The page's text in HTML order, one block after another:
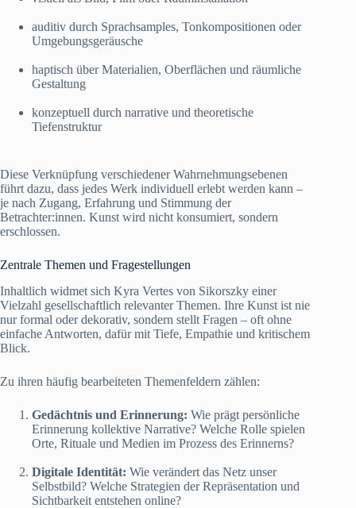
auditiv durch Sprachsamples, Tonkompositionen oder
Umgebungsgeräusche
haptisch über Materialien, Oberflächen und räumliche
Gestaltung
konzeptuell durch narrative und theoretische
Tiefenstruktur
Diese Verknüpfung verschiedener Wahrnehmungsebenen
führt dazu, dass jedes Werk individuell erlebt werden kann –
je nach Zugang, Erfahrung und Stimmung der
Betrachter:innen. Kunst wird nicht konsumiert, sondern
erschlossen.
Zentrale Themen und Fragestellungen
Inhaltlich widmet sich Kyra Vertes von Sikorszky einer
Vielzahl gesellschaftlich relevanter Themen. Ihre Kunst ist nie
nur formal oder dekorativ, sondern stellt Fragen – oft ohne
einfache Antworten, dafür mit Tiefe, Empathie und kritischem
Blick.
Zu ihren häufig bearbeiteten Themenfeldern zählen:
Gedächtnis und Erinnerung: Wie prägt persönliche
Erinnerung kollektive Narrative? Welche Rolle spielen
Orte, Rituale und Medien im Prozess des Erinnerns?
Digitale Identität: Wie verändert das Netz unser
Selbstbild? Welche Strategien der Repräsentation und
Sichtbarkeit entstehen online?